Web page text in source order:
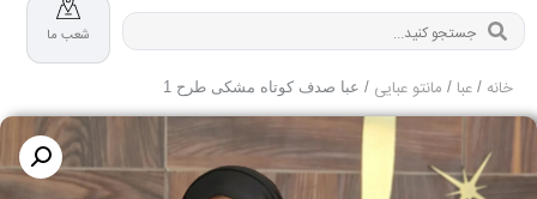
شعب ما
خانه / عبا / مانتو عبایی / عبا صدف کوتاه مشکی طرح 1